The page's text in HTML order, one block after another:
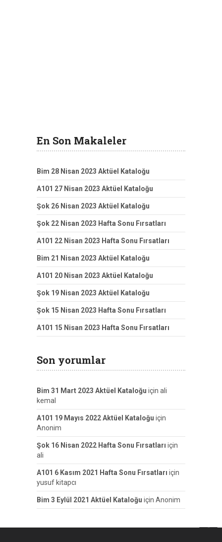
En Son Makaleler
Bim 28 Nisan 2023 Aktüel Kataloğu
A101 27 Nisan 2023 Aktüel Kataloğu
Şok 26 Nisan 2023 Aktüel Kataloğu
Şok 22 Nisan 2023 Hafta Sonu Fırsatları
A101 22 Nisan 2023 Hafta Sonu Fırsatları
Bim 21 Nisan 2023 Aktüel Kataloğu
A101 20 Nisan 2023 Aktüel Kataloğu
Şok 19 Nisan 2023 Aktüel Kataloğu
Şok 15 Nisan 2023 Hafta Sonu Fırsatları
A101 15 Nisan 2023 Hafta Sonu Fırsatları
Son yorumlar
Bim 31 Mart 2023 Aktüel Kataloğu için ali
kemal
A101 19 Mayıs 2022 Aktüel Kataloğu için
Anonim
Şok 16 Nisan 2022 Hafta Sonu Fırsatları için
ali
A101 6 Kasım 2021 Hafta Sonu Fırsatları için
yusuf kitapcı
Bim 3 Eylül 2021 Aktüel Kataloğu için Anonim